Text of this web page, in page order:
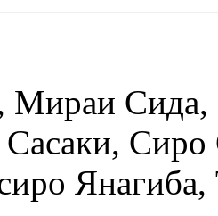
Мираи Сида,
, Сиро
Янагиба,